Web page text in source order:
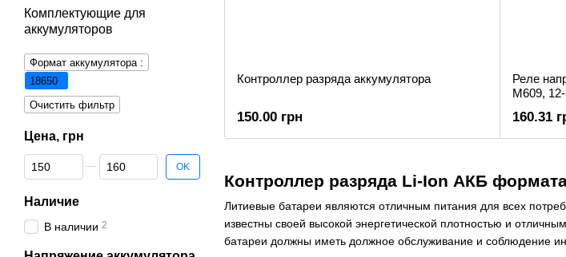
Контроллер разряда Li-Ion АКБ
Литиевые батареи являются отличным питания для всех
известны своей высокой энергетической плотностью и
батареи должны иметь должное обслуживание и соблюдение
Контроллер разряда аккумулятора
150.00 грн
Реле
M609,
160.31
Комплектующие для
аккумуляторов
Формат аккумулятора :
18650
Очистить фильтр
Цена, грн
От Цена, грн
До Цена, грн OK
Наличие
В наличии 2